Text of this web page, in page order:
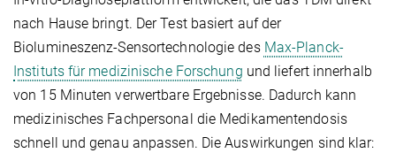
nach Hause bringt. Der Test basiert auf der
Biolumineszenz-Sensortechnologie des Max-Planck-
Instituts für medizinische Forschung und liefert innerhalb
von 15 Minuten verwertbare Ergebnisse. Dadurch kann
medizinisches Fachpersonal die Medikamentendosis
schnell und genau anpassen. Die Auswirkungen sind klar: